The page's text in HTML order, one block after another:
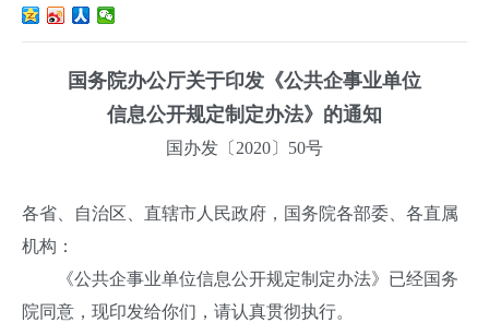
国务院办公厅关于印发《公共企事业单位
信息公开规定制定办法》的通知
国办发〔2020〕50号
各省、自治区、直辖市人民政府，国务院各部委、各直属
机构：
《公共企事业单位信息公开规定制定办法》已经国务
院同意，现印发给你们，请认真贯彻执行。